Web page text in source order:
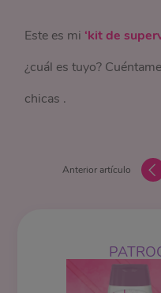
Este es mi ‘kit de
¿cuál es tuyo?
chicas .
Anterior artículo